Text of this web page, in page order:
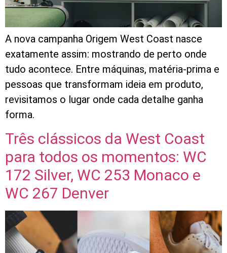
A nova campanha Origem West Coast nasce
exatamente assim: mostrando de perto onde
tudo acontece. Entre máquinas, matéria-prima e
pessoas que transformam ideia em produto,
revisitamos o lugar onde cada detalhe ganha
forma.
Três clássicos da West Coast
para todos os momentos: WC
172 Silver, WC 253 Monaco e
WC 267 Denver